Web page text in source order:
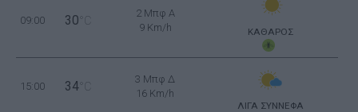
09:00 30 °C
2 Μπφ Α
9 Km/h
ΚΑΘΑΡΟΣ
15:00 34 °C
3 Μπφ Δ
16 Km/h
ΛΙΓΑ ΣΥΝΝΕΦΑ